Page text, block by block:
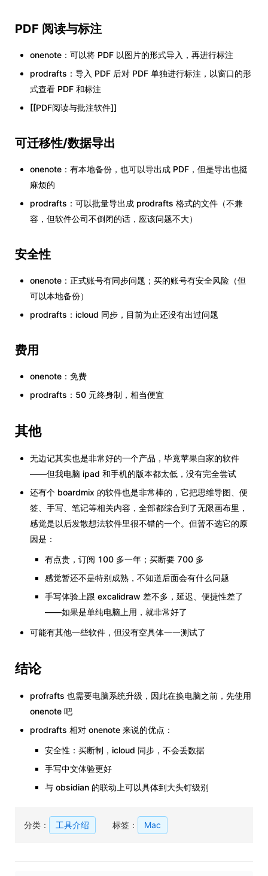
PDF 阅读与标注
onenote：可以将 PDF 以图片的形式导入，再进行标注
prodrafts：导入 PDF 后对 PDF 单独进行标注，以窗口的形
式查看 PDF 和标注
[[PDF阅读与批注软件]]
可迁移性/数据导出
onenote：有本地备份，也可以导出成 PDF，但是导出也挺
麻烦的
prodrafts：可以批量导出成 prodrafts 格式的文件（不兼
容，但软件公司不倒闭的话，应该问题不大）
安全性
onenote：正式账号有同步问题；买的账号有安全风险（但
可以本地备份）
prodrafts：icloud 同步，目前为止还没有出过问题
费用
onenote：免费
prodrafts：50 元终身制，相当便宜
其他
无边记其实也是非常好的一个产品，毕竟苹果自家的软件
——但我电脑 ipad 和手机的版本都太低，没有完全尝试
还有个 boardmix 的软件也是非常棒的，它把思维导图、便
签、手写、笔记等相关内容，全部都综合到了无限画布里，
感觉是以后发散想法软件里很不错的一个。但暂不选它的原
因是：
有点贵，订阅 100 多一年；买断要 700 多
感觉暂还不是特别成熟，不知道后面会有什么问题
手写体验上跟 excalidraw 差不多，延迟、便捷性差了
——如果是单纯电脑上用，就非常好了
可能有其他一些软件，但没有空具体一一测试了
结论
profrafts 也需要电脑系统升级，因此在换电脑之前，先使用
onenote 吧
prodrafts 相对 onenote 来说的优点：
安全性：买断制，icloud 同步，不会丢数据
手写中文体验更好
与 obsidian 的联动上可以具体到大头钉级别
分类： 工具介绍 标签： Mac